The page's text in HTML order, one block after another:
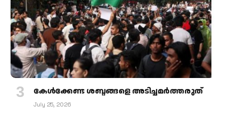
കേള്‍ക്കേണ്ട ശബ്ദങ്ങളെ അടിച്ചമര്‍ത്തരുത്
July 25, 2026